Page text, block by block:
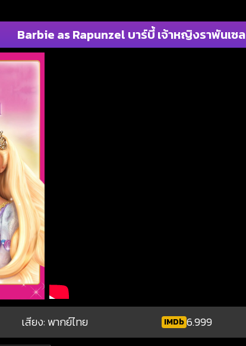
Barbie as Rapunzel บาร์บี้ เจ้าหญิงราพันเซล
เสียง: พากย์ไทย IMDb 6.999